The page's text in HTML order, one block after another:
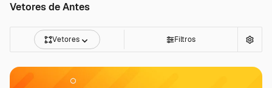
Vetores de Antes
Vetores Filtros